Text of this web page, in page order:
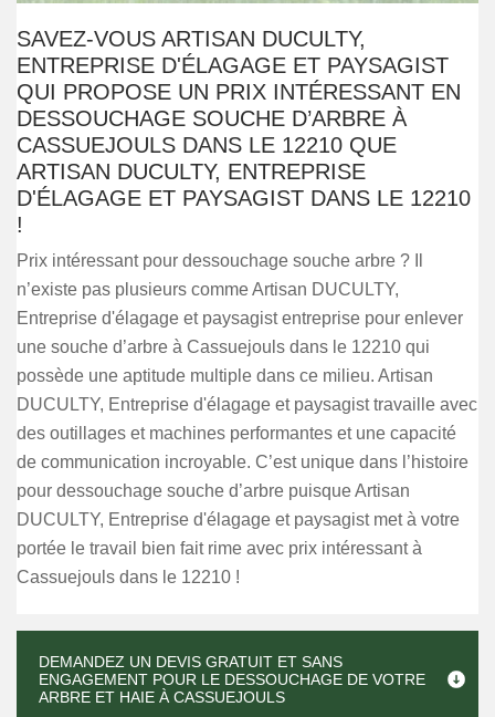
SAVEZ-VOUS ARTISAN DUCULTY,
ENTREPRISE D'ÉLAGAGE ET PAYSAGIST
QUI PROPOSE UN PRIX INTÉRESSANT EN
DESSOUCHAGE SOUCHE D’ARBRE À
CASSUEJOULS DANS LE 12210 QUE
ARTISAN DUCULTY, ENTREPRISE
D'ÉLAGAGE ET PAYSAGIST DANS LE 12210
!
Prix intéressant pour dessouchage souche arbre ? Il
n’existe pas plusieurs comme Artisan DUCULTY,
Entreprise d'élagage et paysagist entreprise pour enlever
une souche d’arbre à Cassuejouls dans le 12210 qui
possède une aptitude multiple dans ce milieu. Artisan
DUCULTY, Entreprise d'élagage et paysagist travaille avec
des outillages et machines performantes et une capacité
de communication incroyable. C’est unique dans l’histoire
pour dessouchage souche d’arbre puisque Artisan
DUCULTY, Entreprise d'élagage et paysagist met à votre
portée le travail bien fait rime avec prix intéressant à
Cassuejouls dans le 12210 !
DEMANDEZ UN DEVIS GRATUIT ET SANS
ENGAGEMENT POUR LE DESSOUCHAGE DE VOTRE
ARBRE ET HAIE À CASSUEJOULS